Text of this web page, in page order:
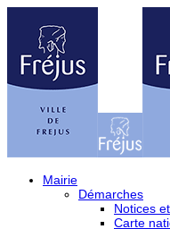
Mairie
Démarches
Notices
Carte